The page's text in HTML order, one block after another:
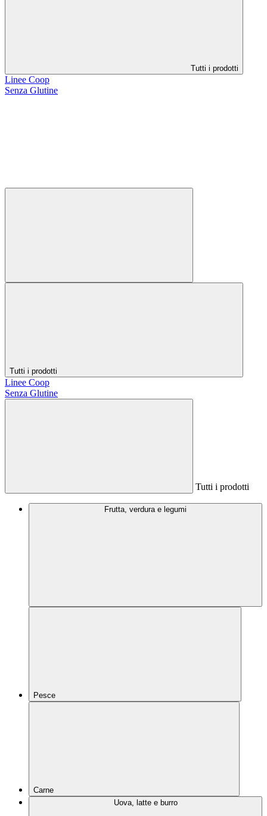
Tutti i prodotti
Linee Coop
Senza Glutine
Tutti i prodotti
Linee Coop
Senza Glutine
Tutti i prodotti
Frutta, verdura e legumi
Pesce
Carne
Uova, latte e burro